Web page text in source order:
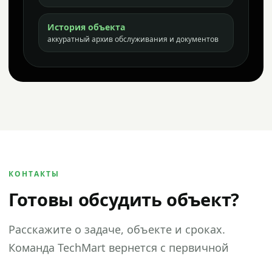
История объекта
аккуратный архив обслуживания и документов
КОНТАКТЫ
Готовы обсудить объект?
Расскажите о задаче, объекте и сроках.
Команда TechMart вернется с первичной